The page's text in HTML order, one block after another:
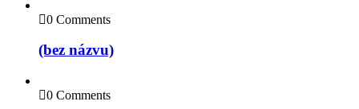
0 Comments
(bez názvu)
0 Comments